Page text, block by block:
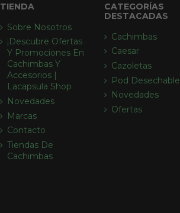
TIENDA
Sobre Nosotros
¡descubre Ofertas
Y Promociones En
Cachimbas Y
Accesorios |
Lacapsula Shop
Novedades
Marcas
Contacto
Tiendas De
Cachimbas
CATEGORÍAS
DESTACADAS
Cachimbas
Caesar
Cazoletas
Pod Desechable
Novedades
Ofertas